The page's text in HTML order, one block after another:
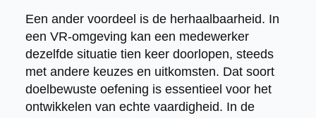
Een ander voordeel is de herhaalbaarheid. In
een VR-omgeving kan een medewerker
dezelfde situatie tien keer doorlopen, steeds
met andere keuzes en uitkomsten. Dat soort
doelbewuste oefening is essentieel voor het
ontwikkelen van echte vaardigheid. In de